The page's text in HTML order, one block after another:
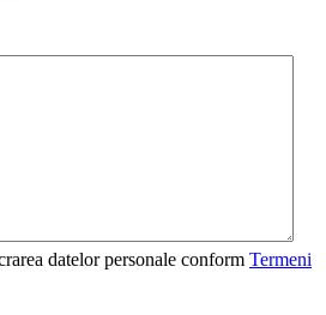
datelor personale conform Termeni